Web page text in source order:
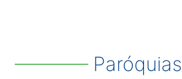
Paróquias